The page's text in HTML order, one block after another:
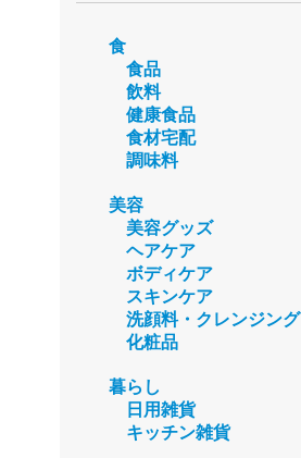
食
食品
飲料
健康食品
食材宅配
調味料
美容
美容グッズ
ヘアケア
ボディケア
スキンケア
洗顔料・クレンジング
化粧品
暮らし
日用雑貨
キッチン雑貨